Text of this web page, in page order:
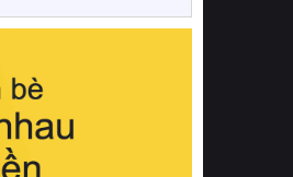
cảm nhận rõ rệt sự khác
của phần đệm nâng đỡ
việc lựa chọn các dòng
chuẩn chất lượng quốc